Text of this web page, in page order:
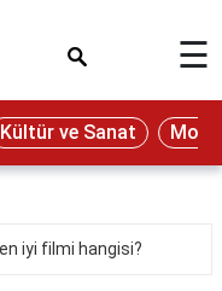
☰
Kültür ve Sanat
iyi filmi hangisi?